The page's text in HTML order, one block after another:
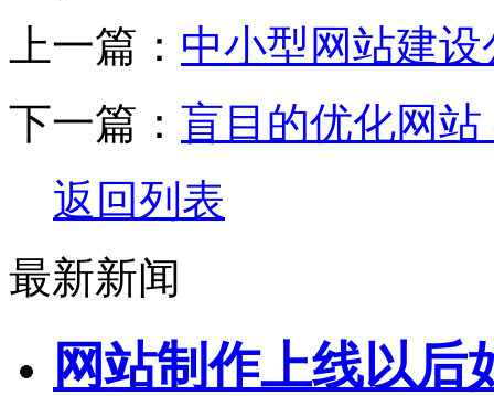
上一篇： 中小型网站建
下一篇： 盲目的优化网
返回列表
最新新闻
网站制作上线以后